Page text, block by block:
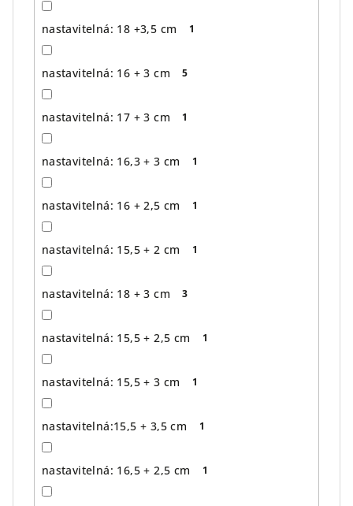
nastavitelná: 18 +3,5 cm 1
nastavitelná: 16 + 3 cm 5
nastavitelná: 17 + 3 cm 1
nastavitelná: 16,3 + 3 cm 1
nastavitelná: 16 + 2,5 cm 1
nastavitelná: 15,5 + 2 cm 1
nastavitelná: 18 + 3 cm 3
nastavitelná: 15,5 + 2,5 cm 1
nastavitelná: 15,5 + 3 cm 1
nastavitelná:15,5 + 3,5 cm 1
nastavitelná: 16,5 + 2,5 cm 1